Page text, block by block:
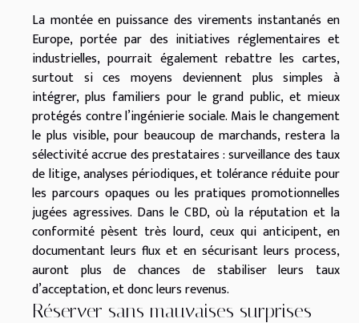
La montée en puissance des virements instantanés en
Europe, portée par des initiatives réglementaires et
industrielles, pourrait également rebattre les cartes,
surtout si ces moyens deviennent plus simples à
intégrer, plus familiers pour le grand public, et mieux
protégés contre l’ingénierie sociale. Mais le changement
le plus visible, pour beaucoup de marchands, restera la
sélectivité accrue des prestataires : surveillance des taux
de litige, analyses périodiques, et tolérance réduite pour
les parcours opaques ou les pratiques promotionnelles
jugées agressives. Dans le CBD, où la réputation et la
conformité pèsent très lourd, ceux qui anticipent, en
documentant leurs flux et en sécurisant leurs process,
auront plus de chances de stabiliser leurs taux
d’acceptation, et donc leurs revenus.
Réserver sans mauvaises surprises